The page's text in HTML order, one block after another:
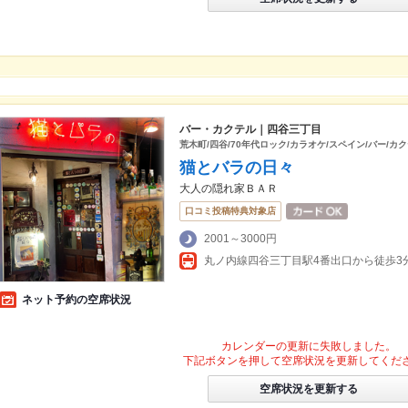
バー・カクテル｜四谷三丁目
荒木町/四谷/70年代ロック/カラオケ/スペイン/バー/カ
猫とバラの日々
大人の隠れ家ＢＡＲ
口コミ投稿特典対象店
2001～3000円
丸ノ内線四谷三丁目駅4番出口から徒歩3
ネット予約の空席状況
カレンダーの更新に失敗しました。
下記ボタンを押して空席状況を更新してくだ
空席状況を更新する